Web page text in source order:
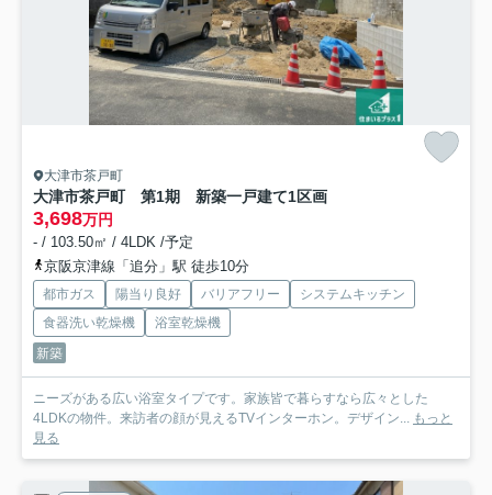
大津市茶戸町
大津市茶戸町 第1期 新築一戸建て1区画
3,698万円
- / 103.50㎡ / 4LDK /予定
京阪京津線「追分」駅 徒歩10分
都市ガス 陽当り良好 バリアフリー
システムキッチン
食器洗い乾燥機
浴室乾燥機
新築
ニーズがある広い浴室タイプです。家族皆で暮らすなら広々とした
4LDKの物件。来訪者の顔が見えるTVインターホン。デザイン... もっと
見る